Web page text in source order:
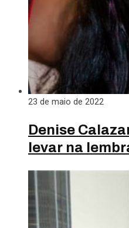
23 de maio de 2022
Denise
levar na